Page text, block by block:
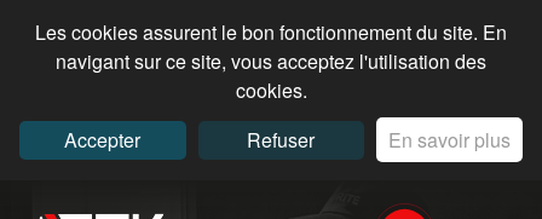
Les cookies assurent le bon fonctionnement du site. En
navigant sur ce site, vous acceptez l'utilisation des
cookies.
Accepter
Refuser En savoir plus